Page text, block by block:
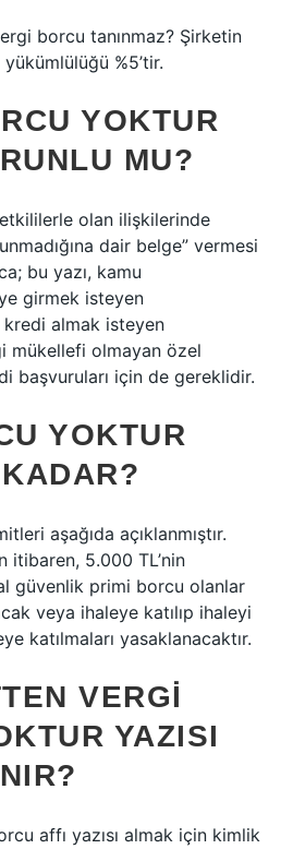
borcu tanınmaz? Şirketin
%5’tir.
YOKTUR
MU?
olan ilişkilerinde
dair belge” vermesi
bu yazı, kamu
girmek isteyen
almak isteyen
mükellefi olmayan özel
başvuruları için de gereklidir.
YOKTUR
aşağıda açıklanmıştır.
itibaren, 5.000 TL’nin
güvenlik primi borcu olanlar
veya ihaleye katılıp ihaleyi
katılmaları yasaklanacaktır.
VERGI
YAZISI
affı yazısı almak için kimlik